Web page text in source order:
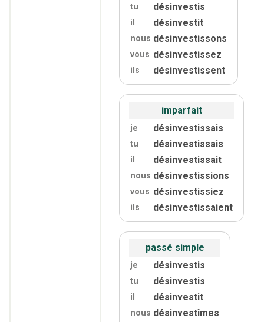
tu désinvestis
il désinvestit
nous désinvestissons
vous désinvestissez
ils désinvestissent
imparfait
je désinvestissais
tu désinvestissais
il désinvestissait
nous désinvestissions
vous désinvestissiez
ils désinvestissaient
passé simple
je désinvestis
tu désinvestis
il désinvestit
nous désinvestîmes